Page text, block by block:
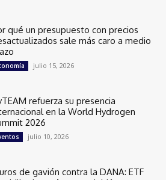
qué un presupuesto con precios
sale más caro a medio
julio 15, 2026
refuerza su presencia
en la World Hydrogen
2026
julio 10, 2026
de gavión contra la DANA: ETF